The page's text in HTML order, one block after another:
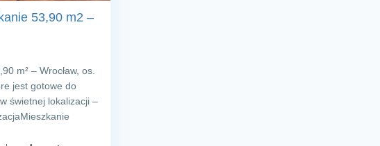
53,90 m2 –
m² – Wrocław, os.
jest gotowe do
świetnej lokalizacji –